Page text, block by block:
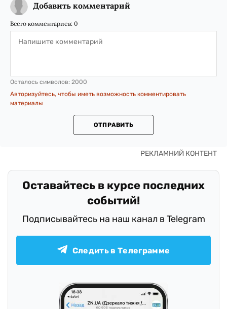
Добавить комментарий
Всего комментариев: 0
Осталось символов: 2000
Авторизуйтесь, чтобы иметь возможность комментировать
материалы
ОТПРАВИТЬ
Оставайтесь в курсе последних
событий!
Подписывайтесь на наш канал в Telegram
Следить в Телеграмме